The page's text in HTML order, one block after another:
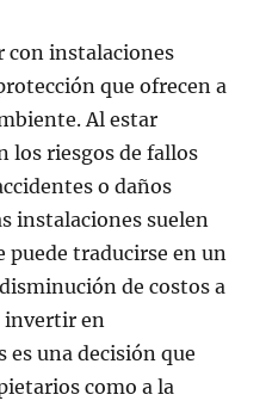
con instalaciones
que ofrecen a
Al estar
los riesgos de fallos
o daños
instalaciones suelen
puede traducirse en un
de costos a
invertir en
una decisión que
como a la